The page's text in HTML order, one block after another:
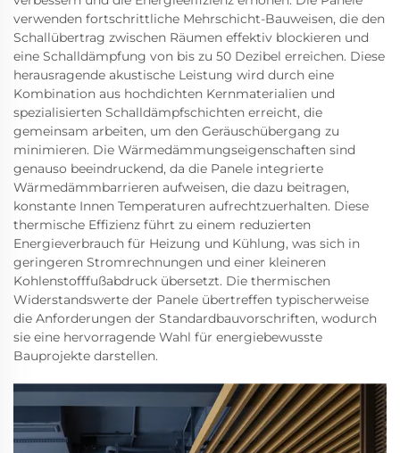
verwenden fortschrittliche Mehrschicht-Bauweisen, die den
Schallübertrag zwischen Räumen effektiv blockieren und
eine Schalldämpfung von bis zu 50 Dezibel erreichen. Diese
herausragende akustische Leistung wird durch eine
Kombination aus hochdichten Kernmaterialien und
spezialisierten Schalldämpfschichten erreicht, die
gemeinsam arbeiten, um den Geräuschübergang zu
minimieren. Die Wärmedämmungseigenschaften sind
genauso beeindruckend, da die Panele integrierte
Wärmedämmbarrieren aufweisen, die dazu beitragen,
konstante Innen Temperaturen aufrechtzuerhalten. Diese
thermische Effizienz führt zu einem reduzierten
Energieverbrauch für Heizung und Kühlung, was sich in
geringeren Stromrechnungen und einer kleineren
Kohlenstofffußabdruck übersetzt. Die thermischen
Widerstandswerte der Panele übertreffen typischerweise
die Anforderungen der Standardbauvorschriften, wodurch
sie eine hervorragende Wahl für energiebewusste
Bauprojekte darstellen.